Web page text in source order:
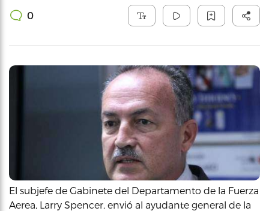
0
El subjefe de Gabinete del Departamento de la Fuerza
Aerea, Larry Spencer, envió al ayudante general de la